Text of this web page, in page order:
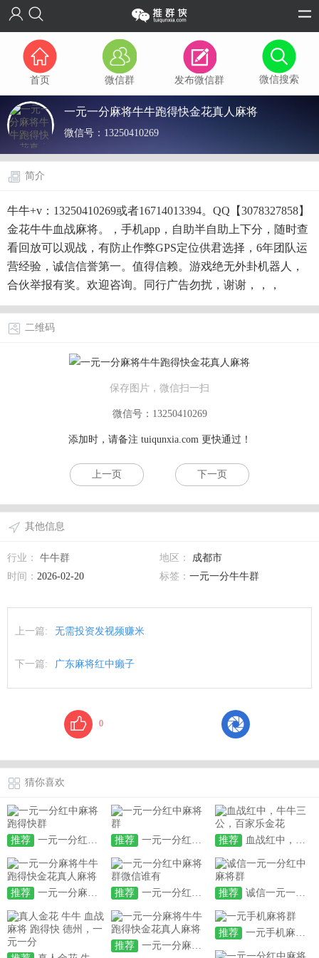
首页 微信群 发布微信群 微信搜索
一元一分麻将牛牛跑得快金花真人麻将
微信号： 13250410269
简介
牛牛+v：13250410269或者16714013394。QQ【3078327858】
金花牛牛血战麻将。，手机app，自助半自助上下分，随时查
看回放可以观战，有防止作弊GPS定位供君选择，6年团队运
营经验，诚信信誉第一。值得信赖。游戏绝无外卦机器人，
合伙举报有奖。欢迎咨询。同行广告勿扰，谢谢，，，
二维码
保存图片，微信扫一扫
微信号：13250410269
添加时，请备注 tuiqunxia.com更快通过！
上一页 下一页
其他信息
行业： 牛牛群 地区：
成都市
时间： 2026-02-20 标签： 一元一分牛牛群
上一篇: 无需投资发视频赚米
下一篇: 广东麻将红中癞子
0
猜你喜欢
推荐 一元一分红中麻将跑得快群 推荐 一元一分红中麻将群 推荐 血战红中，牛牛三公，百家乐金花
推荐 一元一分麻将牛牛跑得快金花真人麻将 推荐 一元一分红中麻将群微信谁有 推荐 诚信一元一分红中麻将群
推荐 一元一分麻将牛牛跑得快金花真人麻将
推荐 一元手机麻将群